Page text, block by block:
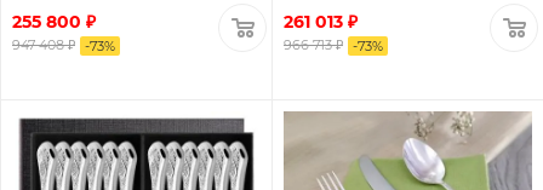
255 800 ₽
947 408 ₽ -73%
261 013 ₽
966 713 ₽ -73%